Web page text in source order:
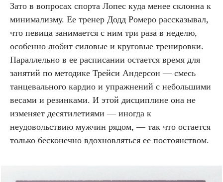
Зато в вопросах спорта Лопес куда менее склонна к
минимализму. Ее тренер Додд Ромеро рассказывал,
что певица занимается с ним три раза в неделю,
особенно любит силовые и круговые тренировки.
Параллельно в ее расписании остается время для
занятий по методике Трейси Андерсон — смесь
танцевального кардио и упражнений с небольшими
весами и резинками. И этой дисциплине она не
изменяет десятилетиями — иногда к
неудовольствию мужчин рядом, — так что остается
только бесконечно вдохновляться ее постоянством.